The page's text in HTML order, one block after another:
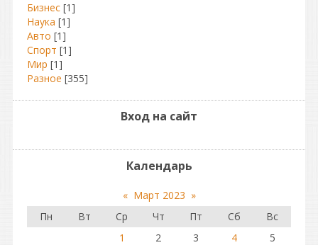
Бизнес [1]
Наука [1]
Авто [1]
Спорт [1]
Мир [1]
Разное [355]
Вход на сайт
Календарь
« Март 2023 »
Пн
Вт Ср Чт Пт Сб
Вс
1
2 3 4
5